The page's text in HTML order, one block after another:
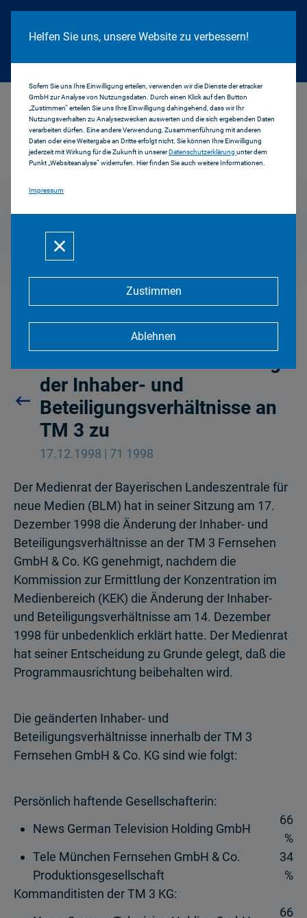
Cookie Hinweis
Helfen Sie uns, unsere Website zu verbessern!
Sofern Sie uns Ihre Einwilligung erteilen, verwenden wir die Dienste der etracker
GmbH zur Analyse von Nutzungsdaten. Durch einen Klick auf den Button
„Zustimmen“ erteilen Sie uns Ihre Einwilligung dahingehend, dass wir Ihr
Nutzungsverhalten zu Analysezwecken auswerten und die sich ergebenden Daten
verarbeiten dürfen. Eine andere Verwendung, Zusammenführung mit anderen
Daten oder eine Weitergabe an Dritte erfolgt nicht. Sie können Ihre Einwilligung
jederzeit mit Wirkung für die Zukunft in unsererDatenschutzerklärung unter dem
Punkt „Websiteanalyse“ widerrufen. Hier finden Sie auch weitere Informationen.
Impressum
Zustimmen
Ablehnen
1998
Pressemitteilungen
der Inhaber- und
Beteiligungsverhältnisse an
TM 3 zu
17.12.1998 | 71 1998
Der Medienrat der Bayerischen Landeszentrale für
neue Medien (BLM) hat in seiner Sitzung am 17.
Dezember 1998 die Änderung der Inhaber- und
Beteiligungsverhältnisse an der TM 3 Fernsehen
GmbH & Co. KG genehmigt, nachdem die
Kommission zur Ermittlung der Konzentration im
Medienbereich (KEK) die Änderung der Inhaber-
und Beteiligungsverhältnisse am 14. Dezember
1998 für unbedenklich erklärt hatte. Der Medienrat
hat seiner Entscheidung zu Grunde gelegt, daß die
Programmausrichtung beibehalten wird.
Die geänderten Inhaber- und
Beteiligungsverhältnisse innerhalb der TM 3
Fernsehen GmbH & Co. KG sind wie folgt:
Persönlich haftende Gesellschafterin:
News German Television Holding GmbH
66
%
Tele München Fernsehen GmbH & Co.
Produktionsgesellschaft
34
%
Kommanditisten der TM 3 KG:
66